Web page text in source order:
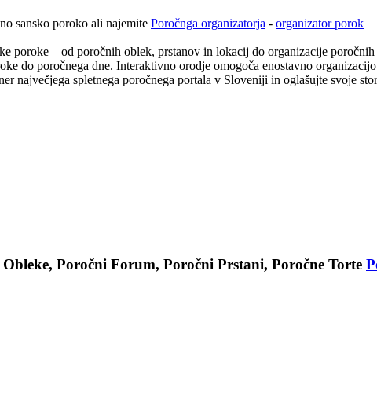
sansko poroko ali najemite Poročnga organizatorja - organizator porok
poroke – od poročnih oblek, prstanov in lokacij do organizacije
do poročnega dne. Interaktivno orodje omogoča enostavno
največjega spletnega poročnega portala v Sloveniji in oglašujte svoje
Poročni Forum, Poročni Prstani, Poročne Torte